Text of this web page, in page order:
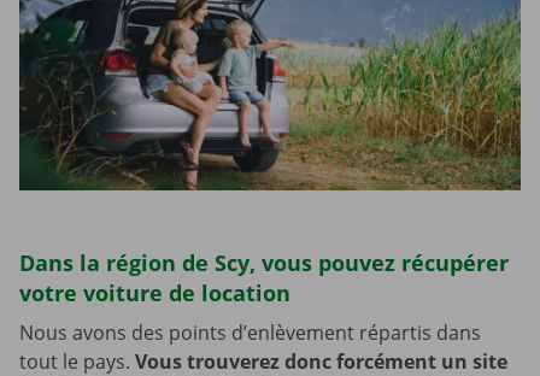
Dans la région de Scy, vous pouvez récupérer
votre voiture de location
Nous avons des points d’enlèvement répartis dans
tout le pays. Vous trouverez donc forcément un site